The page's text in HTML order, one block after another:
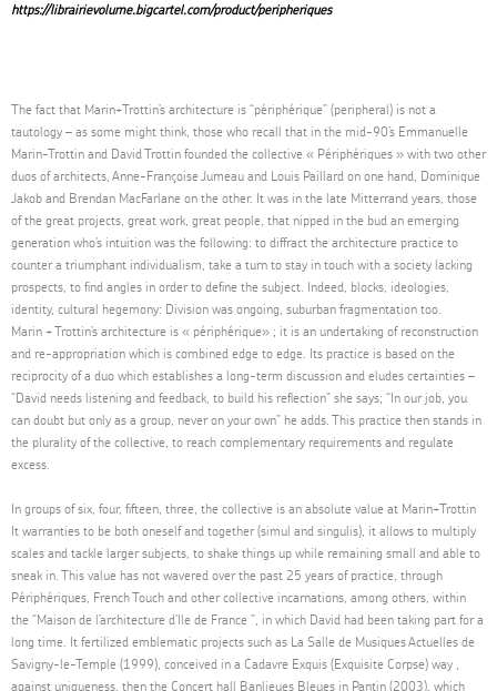
https://librairievolume.bigcartel.com/product/peripheriques
The fact that Marin+Trottin’s architecture is “périphérique” (peripheral) is not a
tautology – as some might think, those who recall that in the mid-90’s Emmanuelle
Marin-Trottin and David Trottin founded the collective « Périphériques » with two other
duos of architects, Anne-Françoise Jumeau and Louis Paillard on one hand, Dominique
Jakob and Brendan MacFarlane on the other. It was in the late Mitterrand years, those
of the great projects, great work, great people, that nipped in the bud an emerging
generation who’s intuition was the following: to diffract the architecture practice to
counter a triumphant individualism, take a turn to stay in touch with a society lacking
prospects, to find angles in order to define the subject. Indeed, blocks, ideologies,
identity, cultural hegemony: Division was ongoing, suburban fragmentation too.
Marin + Trottin’s architecture is « périphérique» ; it is an undertaking of reconstruction
and re-appropriation which is combined edge to edge. Its practice is based on the
reciprocity of a duo which establishes a long-term discussion and eludes certainties –
“David needs listening and feedback, to build his reflection” she says; “In our job, you
can doubt but only as a group, never on your own” he adds. This practice then stands in
the plurality of the collective, to reach complementary requirements and regulate
excess.
In groups of six, four, fifteen, three, the collective is an absolute value at Marin+Trottin
It warranties to be both oneself and together (simul and singulis), it allows to multiply
scales and tackle larger subjects, to shake things up while remaining small and able to
sneak in. This value has not wavered over the past 25 years of practice, through
Périphériques, French Touch and other collective incarnations, among others, within
the “Maison de l’architecture d’Ile de France ”, in which David had been taking part for a
long time. It fertilized emblematic projects such as La Salle de Musiques Actuelles de
Savigny-le-Temple (1999), conceived in a Cadavre Exquis (Exquisite Corpse) way ,
against uniqueness, then the Concert hall Banlieues Bleues in Pantin (2003), which